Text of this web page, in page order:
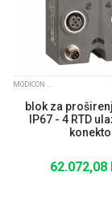
MODICON TM7 IP67 MODULARNI I/O SISTEM
blok za
IP67 - 4 RTD
62.072,08